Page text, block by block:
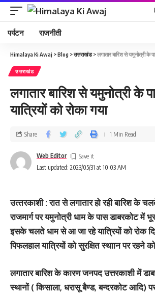
पर्यटन राजनीती
Himalaya Ki Awaj >Blog >उत्तराखंड>लगातार बारिश से यमुनोत्री के
उत्तराखंड
लगातार बारिश से यमुनोत्री के
यात्रियों को रोका गया
Last updated: 2023/05/31 at 10:03 AM
Web Editor
Share 1 Min Read
उत्‍तरकाशी : रात से लगातार हो रही बारिश के
राजमार्ग पर यमुनोत्री धाम के पास डाबरकोट में
इसके चलते धाम से आ जा रहे यात्रियों को रोक
पिफलहाल यात्रियों को सुरक्षित स्‍थाान पर रहने
लगातार बारिश के कारण जनपद उत्तरकाशी में
स्थानों ( किसाला, धरासू बैण्ड, बन्दरकोट आदि)